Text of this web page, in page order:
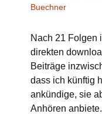
Buechner
Nach 21 Folgen
direkten
Beiträge
dass ich künftig
ankündige, sie
Anhören